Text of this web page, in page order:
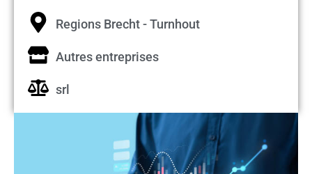
Regions Brecht - Turnhout
Autres entreprises
srl